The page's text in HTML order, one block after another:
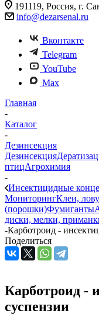
191119, Россия, г.
info@dezarsenal.ru
Вконтакте
Telegram
YouTube
Max
Главная
-
Каталог
-
Дезинсекция
Дезинсекция
птицАгрохимия
-
Инсектицидные
МониторингКлеи,
(порошки)Фумиганты
диски, мелки,
-Карботроид -
Поделиться
Карботроид -
суспензии